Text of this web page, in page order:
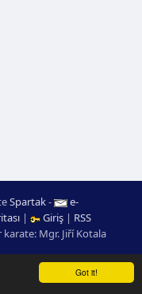
Got it!
Spartak-
e-
| Giriş | RSS
karate: Mgr. Jiří Kotala